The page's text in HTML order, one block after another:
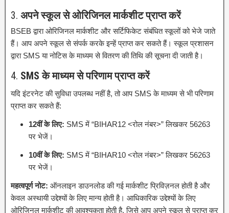
3. अपने स्कूल से ओरिजिनल मार्कशीट प्राप्त करें
BSEB द्वारा ओरिजिनल मार्कशीट और सर्टिफिकेट संबंधित स्कूलों को भेजे जाते
हैं। आप अपने स्कूल से संपर्क करके इन्हें प्राप्त कर सकते हैं। स्कूल प्रशासन
द्वारा SMS या नोटिस के माध्यम से वितरण की तिथि की सूचना दी जाती है।
4. SMS के माध्यम से परिणाम प्राप्त करें
यदि इंटरनेट की सुविधा उपलब्ध नहीं है, तो आप SMS के माध्यम से भी परिणाम
प्राप्त कर सकते हैं:
12वीं के लिए: SMS में “BIHAR12 <रोल नंबर>” लिखकर 56263
पर भेजें।
10वीं के लिए: SMS में “BIHAR10 <रोल नंबर>” लिखकर 56263
पर भेजें।
महत्वपूर्ण नोट: ऑनलाइन डाउनलोड की गई मार्कशीट प्रिविज़नल होती है और
केवल अस्थायी उद्देश्यों के लिए मान्य होती है। आधिकारिक उद्देश्यों के लिए
ओरिजिनल मार्कशीट की आवश्यकता होती है, जिसे आप अपने स्कूल से प्राप्त कर